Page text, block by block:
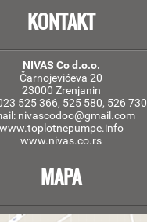
KONTAKT
NIVAS Co d.o.o.
Čarnojevićeva 20
23000 Zrenjanin
525 366, 525 580, 526 730
nivascodoo@gmail.com
www.toplotnepumpe.info
www.nivas.co.rs
MAPA